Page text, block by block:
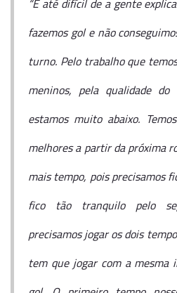
fazemos gol e não
turno. Pelo trabalho que
meninos, pela qualidade
estamos muito abaixo.
melhores a partir da próxima
mais tempo, pois precisamos
fico tão tranquilo pelo
precisamos jogar os dois
tem que jogar com a mesma